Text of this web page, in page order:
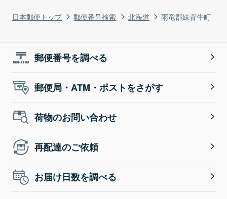
日本郵便トップ 郵便番号検索 北海道 雨竜郡妹背牛町
郵便番号を調べる
郵便局・ATM・ポストをさがす
荷物のお問い合わせ
再配達のご依頼
お届け日数を調べる